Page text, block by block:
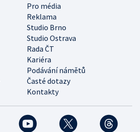
Pro média
Reklama
Studio Brno
Studio Ostrava
Rada ČT
Kariéra
Podávání námětů
Časté dotazy
Kontakty